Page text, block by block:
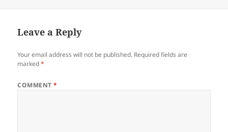
Leave a Reply
Your email address will not be published. Required fields are
marked*
COMMENT*